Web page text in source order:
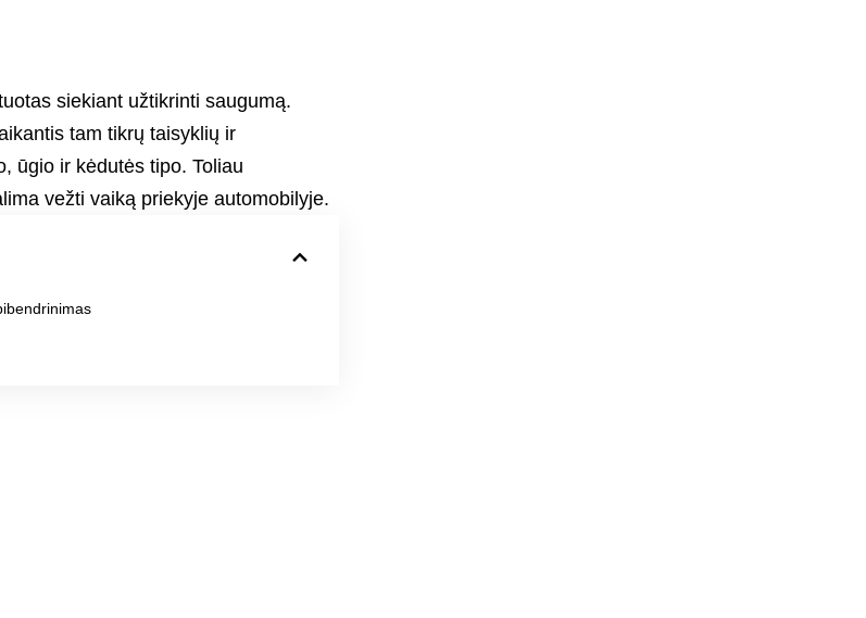
siekiant užtikrinti saugumą.
tam tikrų taisyklių ir
ūgio ir kėdutės tipo. Toliau
vežti vaiką priekyje automobilyje.